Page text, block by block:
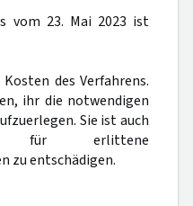
vom 23. Mai 2023 ist
des Verfahrens.
ihr die notwendigen
Sie ist auch
für erlittene
zu entschädigen.